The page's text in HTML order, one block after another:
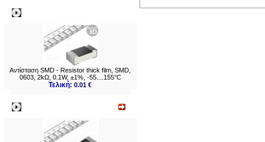
Αντίσταση SMD - Resistor thick film, SMD,
0603, 2kΩ, 0.1W, ±1%, -55....155°C
Τελική:0.01 €